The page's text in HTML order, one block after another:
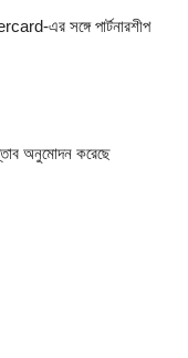
এর সঙ্গে পার্টনারশীপ
অনুমোদন করেছে